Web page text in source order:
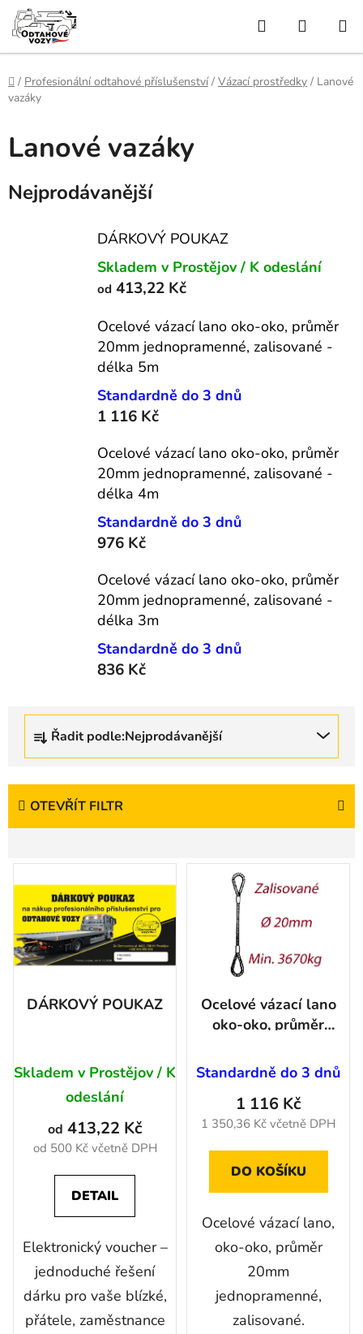
Přejít
na
obsah
Hledat
KOŠÍK
Domů
/ Profesionální odtahové příslušenství / Vázací prostředky / Lanové
vazáky
Lanové vazáky
Nejprodávanější
DÁRKOVÝ POUKAZ
Skladem v Prostějov / K odeslání
od 413,22 Kč
Ocelové vázací lano oko-oko, průměr
20mm jednopramenné, zalisované -
délka 5m
Standardně do 3 dnů
1 116 Kč
Ocelové vázací lano oko-oko, průměr
20mm jednopramenné, zalisované -
délka 4m
Standardně do 3 dnů
976 Kč
Ocelové vázací lano oko-oko, průměr
20mm jednopramenné, zalisované -
délka 3m
Standardně do 3 dnů
836 Kč
Ř
z
e
n
í
r
o
d
u
k
ů
Řadit podle:Nejprodávanější
OTEVŘÍT FILTR
V
ý
s
p
k
DÁRKOVÝ POUKAZ
Skladem v Prostějov / K
odeslání
od 500 Kč včetně DPH
od 413,22 Kč
DETAIL
Elektronický voucher –
jednoduché řešení
dárku pro vaše blízké,
přátele, zaměstnance
Ocelové vázací lano
oko-oko, průměr
jednopramenné,
5m
Standardně do 3 dnů
1 350,36 Kč včetně DPH
1 116 Kč
DO KOŠÍKU
Ocelové vázací lano,
oko-oko, průměr
20mm
jednopramenné,
zalisované.